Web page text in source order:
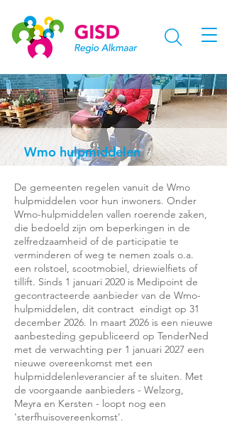
Wmo hulpmiddelen
De gemeenten regelen vanuit de Wmo
hulpmiddelen voor hun inwoners. Onder
Wmo-hulpmiddelen vallen roerende zaken,
die bedoeld zijn om beperkingen in de
zelfredzaamheid of de participatie te
verminderen of weg te nemen zoals o.a.
een rolstoel, scootmobiel, driewielfiets of
tillift. Sinds 1 januari 2020 is Medipoint de
gecontracteerde aanbieder van de Wmo-
hulpmiddelen, dit contract eindigt op 31
december 2026. In maart 2026 is een nieuwe
aanbesteding gepubliceerd op TenderNed
met de verwachting per 1 januari 2027 een
nieuwe overeenkomst met een
hulpmiddelenleverancier af te sluiten. Met
de voorgaande aanbieders - Welzorg,
Meyra en Kersten - loopt nog een
'sterfhuisovereenkomst'.